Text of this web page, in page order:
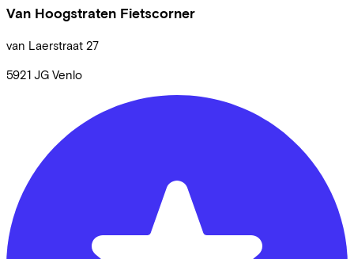
Van Hoogstraten Fietscorner
van Laerstraat 27
5921 JG Venlo